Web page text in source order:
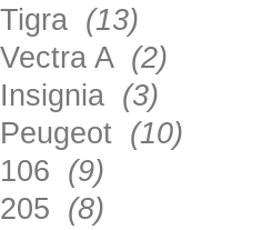
Tigra (13)
Vectra A (2)
Insignia (3)
Peugeot (10)
106 (9)
205 (8)